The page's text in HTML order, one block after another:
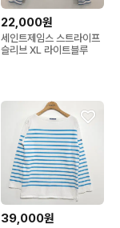
22,000원
세인트제임스 스트라이프
슬리브 XL 라이트블루
39,000원